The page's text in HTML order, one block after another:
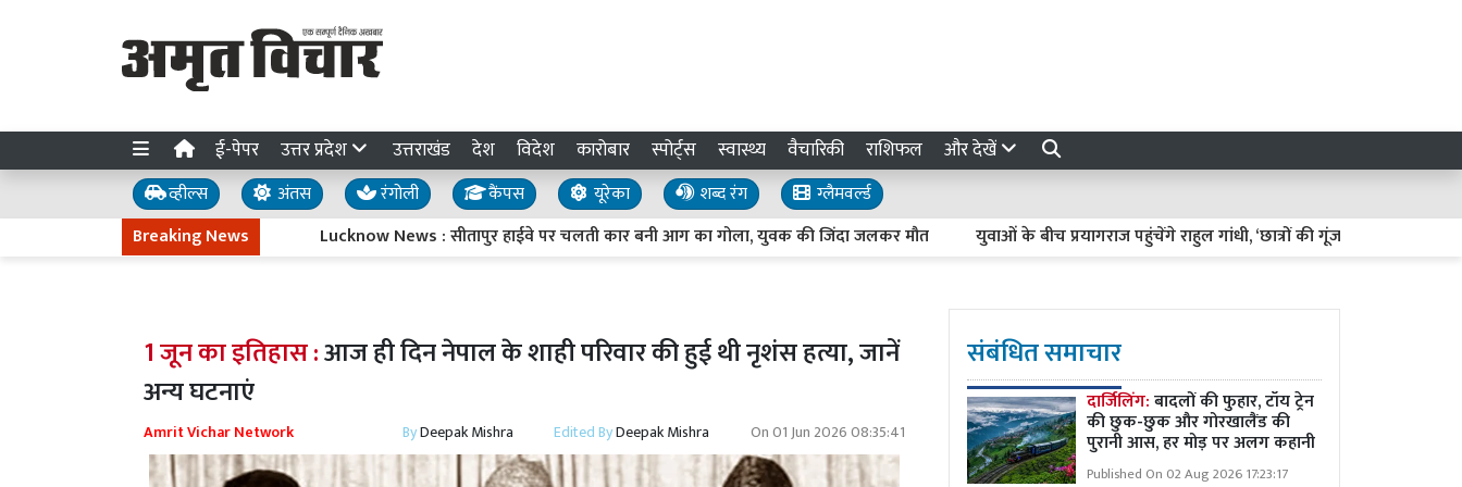
ई-पेपर उत्तर प्रदेश उत्तराखंड देश विदेश कारोबार स्पोर्ट्स स्वास्थ्य वैचारिकी राशिफल और देखें
व्हील्स अंतस रंगोली कैंपस यूरेका शब्द रंग
ग्लैमवर्ल्ड
Breaking News
Lucknow News : सीतापुर हाईवे पर चलती कार बनी आग का गोला, युवक की जिंदा जलकर मौत युवाओं के बीच प्रयागराज पहुंचेंगे राहुल गांधी, ‘छात्रों की गूंज’ में उठाएंगे छात्रों के मुद्दे
1 जून का इतिहास :आज ही दिन नेपाल के शाही परिवार की हुई थी नृशंस हत्या, जानें
अन्य घटनाएं
Amrit Vichar Network ByDeepak Mishra Edited ByDeepak Mishra On01 Jun 2026 08:35:41
संबंधित समाचार
दार्जिलिंग:बादलों की फुहार, टॉय ट्रेन
की छुक-छुक और गोरखालैंड की
पुरानी आस, हर मोड़ पर अलग कहानी
Published On 02 Aug 2026 17:23:17